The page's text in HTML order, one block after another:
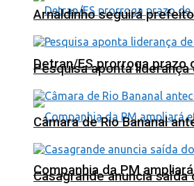
Detran/ES prorroga prazo
Companhia da PM
Arnaldinho seguirá
Pesquisa aponta
Câmara de Rio Bananal
Casagrande anuncia